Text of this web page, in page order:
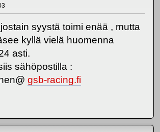
syystä toimi enää , mutta
kyllä vielä huomenna
asti.
sähöpostilla :
gsb-racing.fi